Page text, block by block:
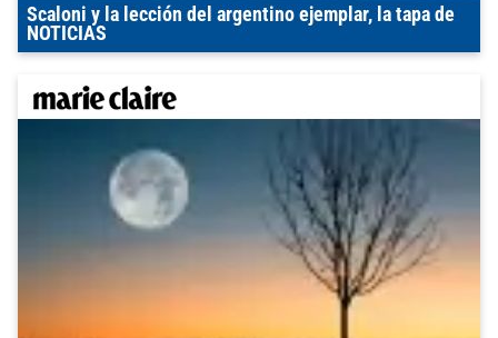
Scaloni y la lección del argentino ejemplar, la tapa de
NOTICIAS